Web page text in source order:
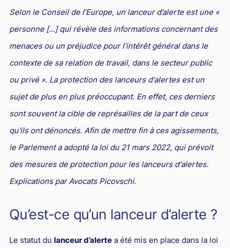
Droit des professionnels de l'automobile
Droit de la santé
Cabinet d’avocats d’affaires : comment le choisir ?
BTP
Droit de la franchise
Droit de la distribution
Droit et Fiscalité du marché de l'Art
PICOVSCHI
Concurrence déloyale et parasitisme
il la diligenter ?
parasitisme
Concurrence déloyale par un salarié
dénigrement, imitation
Concurrence déloyale : quand la couleur des semelles
pose des problèmes de droit !
Le rôle de l'avocat pénaliste
Fiscalité patrimoniale
inspecteur des impôts pour vous défendre
Lois de Finances
Fiscalité de la rémunération des dirigeants
Propriété industrielle
défendre vos marques
Droit audiovisuel
intellectuelle
Jurisprudences et actualités en droit fiscal
Droit d'auteurs et Internet : des avocats compétents pour
les défendre
Commerce électronique
Droit des marques et nouvelles technologies
Intelligence artificielle
en droit du travail vous assistent
Expatriés
Relations franco-japonaises
Relations franco-canadiennes
Contrat international
Jurisprudences et actualités en droit international
Droit de l'environnement et des énergies renouvelables
Selon le Conseil de l’Europe, un lanceur d’alerte est une «
personne […] qui révèle des informations concernant des
menaces ou un préjudice pour l’intérêt général dans le
contexte de sa relation de travail, dans le secteur public
ou privé ». La protection des lanceurs d'alertes est un
sujet de plus en plus préoccupant. En effet, ces derniers
sont souvent la cible de représailles de la part de ceux
qu'ils ont dénoncés. Afin de mettre fin à ces agissements,
le Parlement a adopté la loi du 21 mars 2022, qui prévoit
des mesures de protection pour les lanceurs d'alertes.
Explications par Avocats Picovschi.
Qu’est-ce qu’un lanceur d’alerte ?
Le statut du lanceur d’alertea été mis en place dans la loi